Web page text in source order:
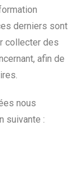
derniers sont
collecter des
afin de
nous
suivante :